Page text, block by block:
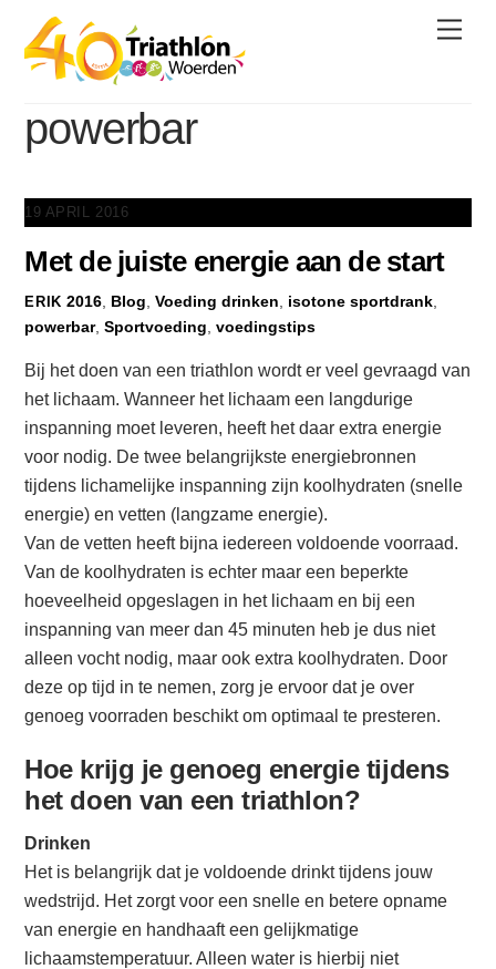
content
powerbar
19 APRIL 2016
Met de juiste energie aan de start
ERIK 2016, Blog, Voeding drinken, isotone sportdrank,
powerbar,Sportvoeding,voedingstips
Bij het doen van een triathlon wordt er veel gevraagd van
het lichaam. Wanneer het lichaam een langdurige
inspanning moet leveren, heeft het daar extra energie
voor nodig. De twee belangrijkste energiebronnen
tijdens lichamelijke inspanning zijn koolhydraten (snelle
energie) en vetten (langzame energie).
Van de vetten heeft bijna iedereen voldoende voorraad.
Van de koolhydraten is echter maar een beperkte
hoeveelheid opgeslagen in het lichaam en bij een
inspanning van meer dan 45 minuten heb je dus niet
alleen vocht nodig, maar ook extra koolhydraten. Door
deze op tijd in te nemen, zorg je ervoor dat je over
genoeg voorraden beschikt om optimaal te presteren.
Hoe krijg je genoeg energie tijdens
het doen van een triathlon?
Drinken
Het is belangrijk dat je voldoende drinkt tijdens jouw
wedstrijd. Het zorgt voor een snelle en betere opname
van energie en handhaaft een gelijkmatige
lichaamstemperatuur. Alleen water is hierbij niet